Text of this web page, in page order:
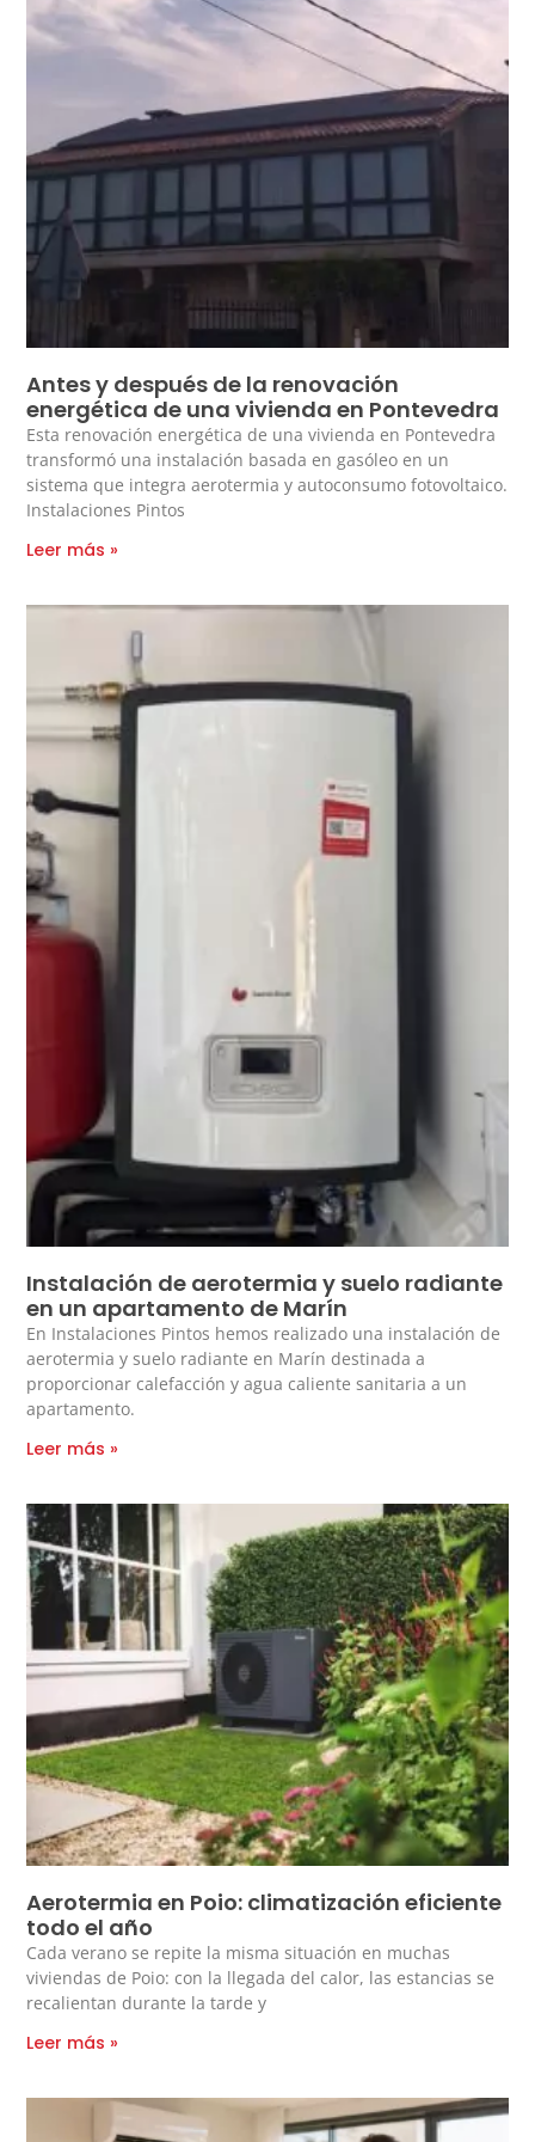
Antes y después de la renovación
energética de una vivienda en Pontevedra
Esta renovación energética de una vivienda en Pontevedra
transformó una instalación basada en gasóleo en un
sistema que integra aerotermia y autoconsumo fotovoltaico.
Instalaciones Pintos
Leer más »
Instalación de aerotermia y suelo radiante
en un apartamento de Marín
En Instalaciones Pintos hemos realizado una instalación de
aerotermia y suelo radiante en Marín destinada a
proporcionar calefacción y agua caliente sanitaria a un
apartamento.
Leer más »
Aerotermia en Poio: climatización eficiente
todo el año
Cada verano se repite la misma situación en muchas
viviendas de Poio: con la llegada del calor, las estancias se
recalientan durante la tarde y
Leer más »